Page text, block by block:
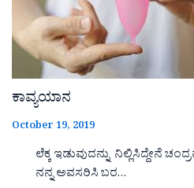
ಕಾವ್ಯಯಾನ
October 19, 2019
ಲೆಕ್ಕ ಇಡುವುದನ್ನು ನಿಲ್ಲಿಸಿದ್ದೇನೆ
ನನ್ನ ಅವಸರಿಸಿ ಬರ…